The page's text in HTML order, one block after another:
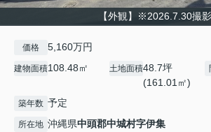
【外観】※2026.7.30撮
価格 5,160万円
建物面積108.48㎡ 土地面積48.7坪
(161.01㎡)
築年数 予定
所在地 沖縄県中頭郡中城村字伊集